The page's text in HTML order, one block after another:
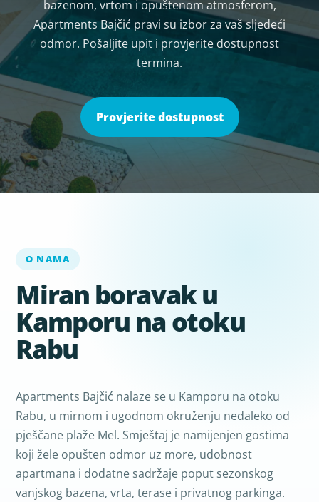
bazenom, vrtom i opuštenom atmosferom,
Apartments Bajčić pravi su izbor za vaš sljedeći
odmor. Pošaljite upit i provjerite dostupnost
termina.
Provjerite dostupnost
O NAMA
Miran boravak u
Kamporu na otoku
Rabu
Apartments Bajčić nalaze se u Kamporu na otoku
Rabu, u mirnom i ugodnom okruženju nedaleko od
pješčane plaže Mel. Smještaj je namijenjen gostima
koji žele opušten odmor uz more, udobnost
apartmana i dodatne sadržaje poput sezonskog
vanjskog bazena, vrta, terase i privatnog parkinga.